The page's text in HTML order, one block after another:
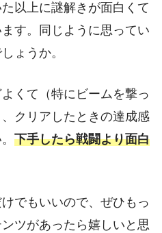
以上に謎解きが面白くて
す。同じように思ってい
ょうか。
くて（特にビームを撃っ
クリアしたときの達成感
下手したら戦闘より面白
でもいいので、ぜひもっ
ツがあったら嬉しいと思